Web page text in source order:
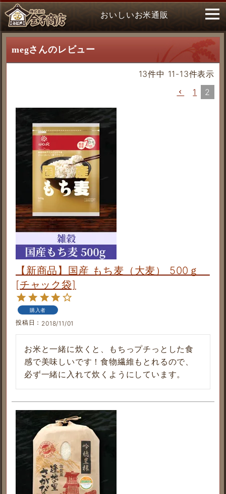
おいしいお米通販
megさんのレビュー
13件中 11 -13件表示
1
2
【新商品】国産 もち麦（大麦） 500ｇ
[チャック袋]
購入者
投稿日 2018/11/01
お米と一緒に炊くと、もちっプチっとした食
感で美味しいです！食物繊維もとれるので、
必ず一緒に入れて炊くようにしています。